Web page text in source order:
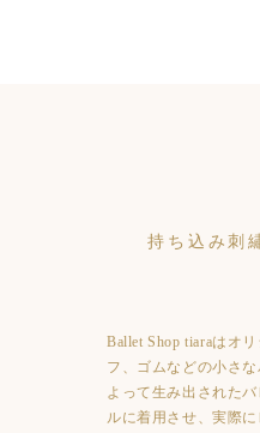
持ち込み刺
Ballet Shop tiaraはオ
フ、ゴムなどの小さ
よって生み出された
ルに着用させ、実際